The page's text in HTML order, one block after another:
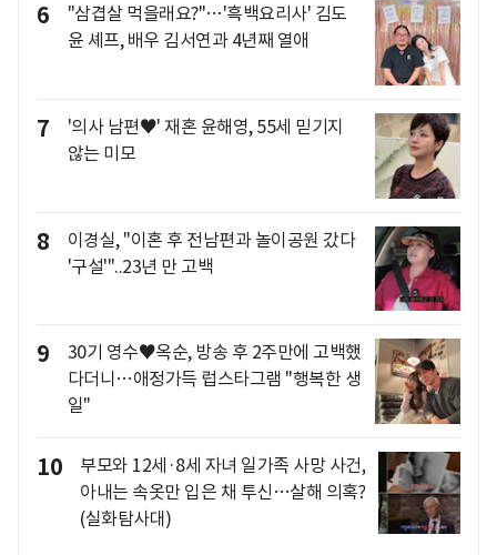
6
"삼겹살 먹을래요?"…'흑백요리사' 김도
윤 셰프, 배우 김서연과 4년째 열애
7
'의사 남편♥' 재혼 윤해영, 55세 믿기지
않는 미모
8
이경실, "이혼 후 전남편과 놀이공원 갔다
'구설'"..23년 만 고백
9
30기 영수♥옥순, 방송 후 2주만에 고백했
다더니…애정가득 럽스타그램 "행복한 생
일"
10
부모와 12세·8세 자녀 일가족 사망 사건,
아내는 속옷만 입은 채 투신…살해 의혹?
(실화탐사대)